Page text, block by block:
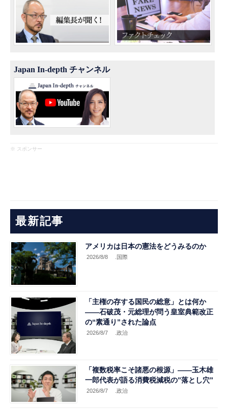
Japan In-depth チャンネル
※ スポンサー
最新記事
アメリカは日本の憲法をどうみるのか
2026/8/8 .国際
「主権の存する国民の総意」とは何か
――石破茂・元総理が問う皇室典範改正
の“素通り”された論点
2026/8/7 .政治
「複数税率こそ諸悪の根源」――玉木雄
一郎代表が語る消費税減税の”落とし穴”
2026/8/7 .政治